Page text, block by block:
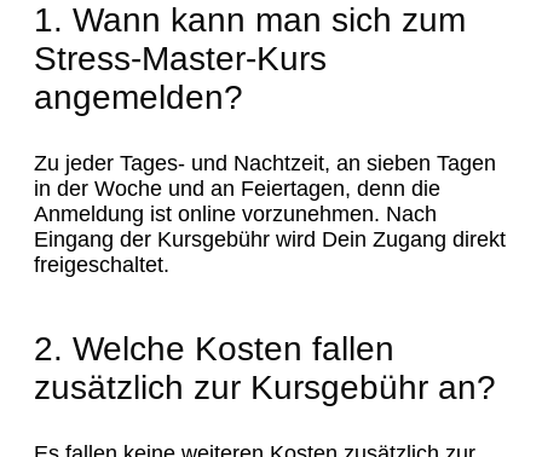
1. Wann kann man sich zum
Stress-Master-Kurs
angemelden?
Zu jeder Tages- und Nachtzeit, an sieben Tagen
in der Woche und an Feiertagen, denn die
Anmeldung ist online vorzunehmen. Nach
Eingang der Kursgebühr wird Dein Zugang direkt
freigeschaltet.
2. Welche Kosten fallen
zusätzlich zur Kursgebühr an?